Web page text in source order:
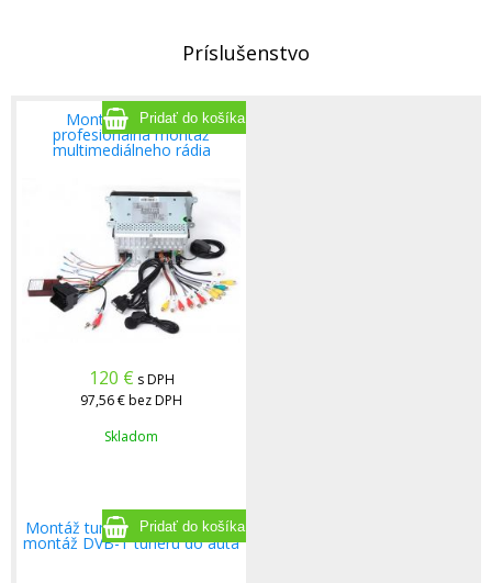
Príslušenstvo
Montáž autorádia,
profesionálna montáž
multimediálneho rádia
120 € s DPH
97,56 €bez DPH
Skladom
Montáž tuneru, profesionálna
montáž DVB-T tuneru do auta